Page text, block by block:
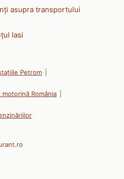
asupra transportului
Iasi
Petrom
motorină România